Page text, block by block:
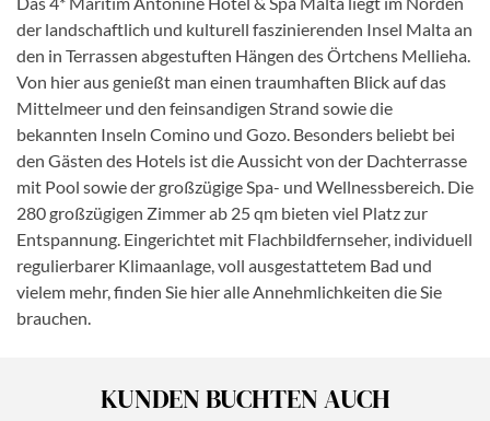
der landschaftlich und kulturell faszinierenden Insel Malta an
den in Terrassen abgestuften Hängen des Örtchens Mellieha.
Von hier aus genießt man einen traumhaften Blick auf das
Mittelmeer und den feinsandigen Strand sowie die
bekannten Inseln Comino und Gozo. Besonders beliebt bei
den Gästen des Hotels ist die Aussicht von der Dachterrasse
mit Pool sowie der großzügige Spa- und Wellnessbereich. Die
280 großzügigen Zimmer ab 25 qm bieten viel Platz zur
Entspannung. Eingerichtet mit Flachbildfernseher, individuell
regulierbarer Klimaanlage, voll ausgestattetem Bad und
vielem mehr, finden Sie hier alle Annehmlichkeiten die Sie
brauchen.
KUNDEN BUCHTEN AUCH